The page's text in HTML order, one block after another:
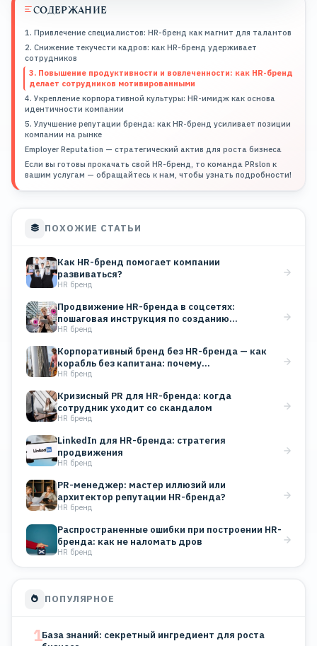
СОДЕРЖАНИЕ
1. Привлечение специалистов: HR-бренд как магнит для талантов
2. Снижение текучести кадров: как HR-бренд удерживает
сотрудников
3. Повышение продуктивности и вовлеченности: как HR-бренд
делает сотрудников мотивированными
4. Укрепление корпоративной культуры: HR-имидж как основа
идентичности компании
5. Улучшение репутации бренда: как HR-бренд усиливает позиции
компании на рынке
Employer Reputation — стратегический актив для роста бизнеса
Если вы готовы прокачать свой HR-бренд, то команда PRslon к
вашим услугам — обращайтесь к нам, чтобы узнать подробности!
ПОХОЖИЕ СТАТЬИ
Как HR-бренд помогает компании
развиваться?
HR бренд
Продвижение HR-бренда в соцсетях:
пошаговая инструкция по созданию
корпоративного блога
HR бренд
Корпоративный бренд без HR-бренда — как
корабль без капитана: почему…
HR бренд
Кризисный PR для HR-бренда: когда
сотрудник уходит со скандалом
HR бренд
LinkedIn для HR-бренда: стратегия
продвижения
HR бренд
PR-менеджер: мастер иллюзий или
архитектор репутации HR-бренда?
HR бренд
Распространенные ошибки при построении HR-
бренда: как не наломать дров
HR бренд
ПОПУЛЯРНОЕ
1База знаний: секретный ингредиент для роста